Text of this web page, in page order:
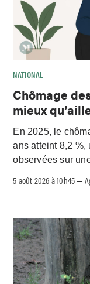
NATIONAL
Chômage
mieux
En 2025, le
ans atteint 8,2 %,
observées sur
5 août 2026 à 10h45 –